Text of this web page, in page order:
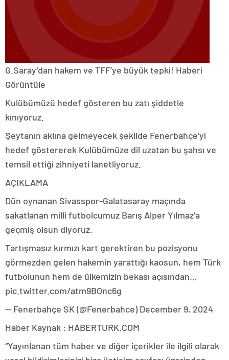
G.Saray’dan hakem ve TFF’ye büyük tepki! Haberi
Görüntüle
Kulübümüzü hedef gösteren bu zatı şiddetle
kınıyoruz.
Şeytanın aklına gelmeyecek şekilde Fenerbahçe’yi
hedef göstererek Kulübümüze dil uzatan bu şahsı ve
temsil ettiği zihniyeti lanetliyoruz.
AÇIKLAMA
Dün oynanan Sivasspor-Galatasaray maçında
sakatlanan milli futbolcumuz Barış Alper Yılmaz’a
geçmiş olsun diyoruz.
Tartışmasız kırmızı kart gerektiren bu pozisyonu
görmezden gelen hakemin yarattığı kaosun, hem Türk
futbolunun hem de ülkemizin bekası açısından…
pic.twitter.com/atm9BOnc6g
— Fenerbahçe SK (@Fenerbahce) December 9, 2024
Haber Kaynak : HABERTURK.COM
“Yayınlanan tüm haber ve diğer içerikler ile ilgili olarak